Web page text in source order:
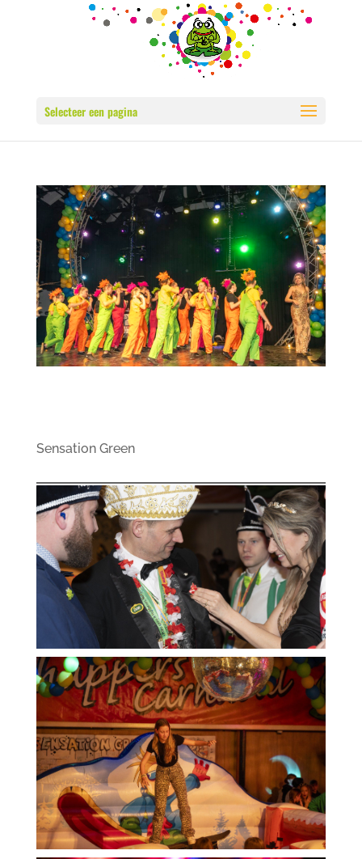
Selecteer een pagina
Sensation Green